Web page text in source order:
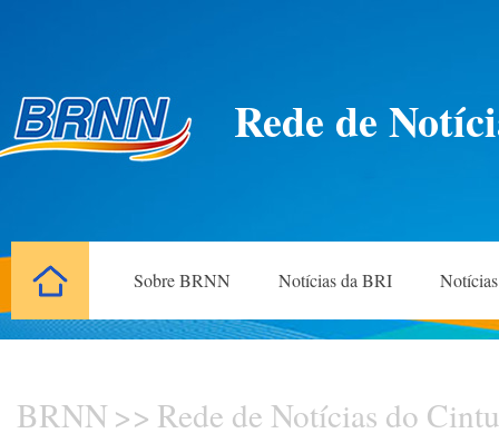
Rede de
Sobre BRNN Notícias da BRI
BRNN >> Rede de Notícias do